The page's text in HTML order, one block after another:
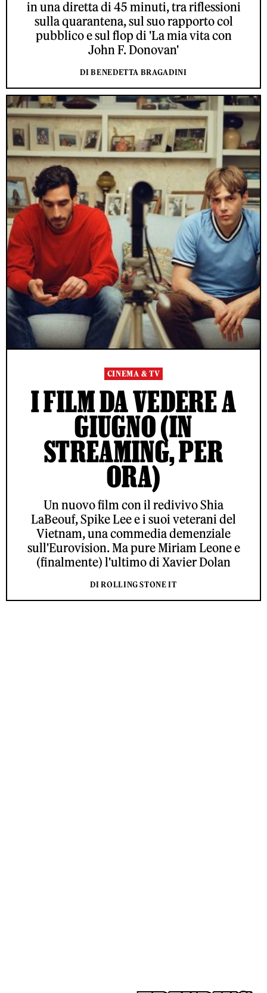
in una diretta di 45 minuti, tra riflessioni
sulla quarantena, sul suo rapporto col
pubblico e sul flop di 'La mia vita con
John F. Donovan'
DI BENEDETTA BRAGADINI
CINEMA & TV
I FILM DA VEDERE A
GIUGNO (IN
STREAMING, PER
ORA)
Un nuovo film con il redivivo Shia
LaBeouf, Spike Lee e i suoi veterani del
Vietnam, una commedia demenziale
sull'Eurovision. Ma pure Miriam Leone e
(finalmente) l'ultimo di Xavier Dolan
DI ROLLING STONE IT